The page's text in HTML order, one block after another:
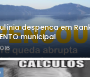
despenca em
municipal